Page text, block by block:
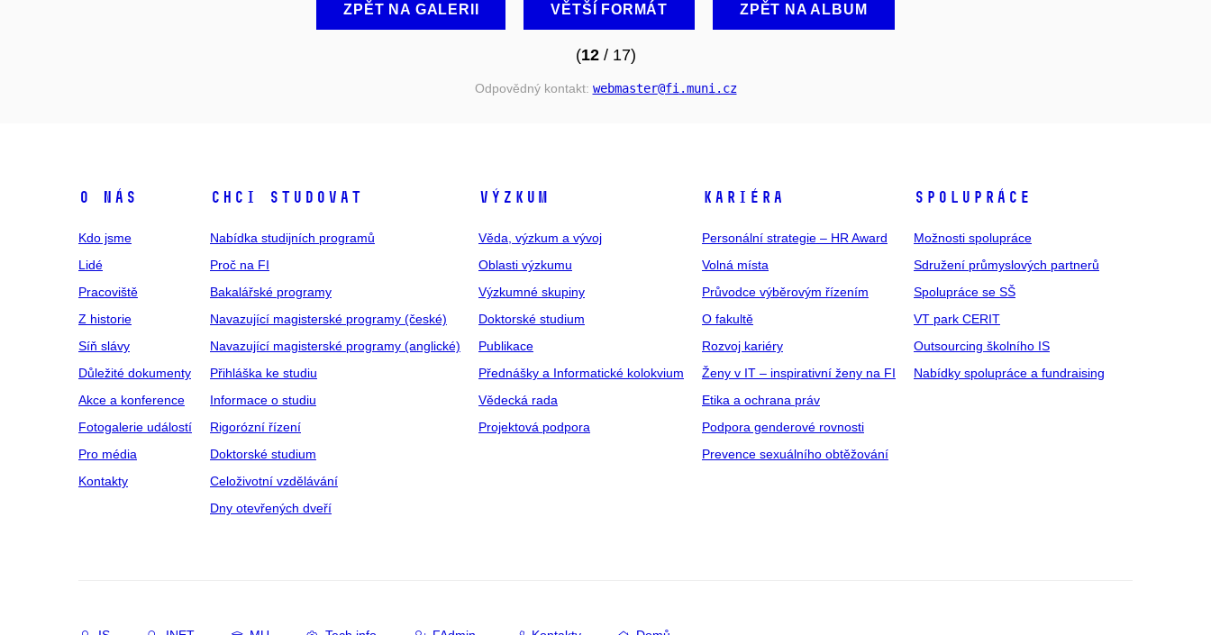
ZPĚT NA GALERII VĚTŠÍ FORMÁT ZPĚT NA ALBUM
(12/ 17)
Odpovědný kontakt: webmaster@fi .muni .cz
O NÁS
Kdo jsme
Lidé
Pracoviště
Z historie
Síň slávy
Důležité dokumenty
Akce a konference
Fotogalerie událostí
Pro média
Kontakty
CHCI STUDOVAT
Nabídka studijních programů
Proč na FI
Bakalářské programy
Navazující magisterské programy (české)
Navazující magisterské programy (anglické)
Přihláška ke studiu
Informace o studiu
Rigorózní řízení
Doktorské studium
Celoživotní vzdělávání
Dny otevřených dveří
VÝZKUM
Věda, výzkum a vývoj
Oblasti výzkumu
Výzkumné skupiny
Doktorské studium
Publikace
Přednášky a Informatické kolokvium
Vědecká rada
Projektová podpora
KARIÉRA
Personální strategie – HR Award
Volná místa
Průvodce výběrovým řízením
O fakultě
Rozvoj kariéry
Ženy v IT – inspirativní ženy na FI
Etika a ochrana práv
Podpora genderové rovnosti
Prevence sexuálního obtěžování
SPOLUPRÁCE
Možnosti spolupráce
Sdružení průmyslových partnerů
Spolupráce se SŠ
VT park CERIT
Outsourcing školního IS
Nabídky spolupráce a fundraising